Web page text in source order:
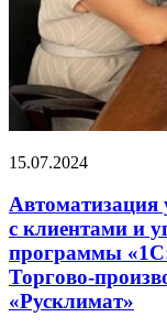
15.07.2024
Автоматизация
с клиентами и
программы
Торгово-
«Русклимат»